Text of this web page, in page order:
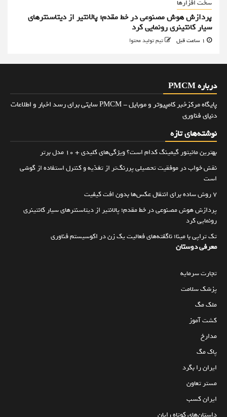
سخت افزارها
پردازش هوش مصنوعی در خط مقدم؛ پالانتیر از دیتاسنترهای
سیار کانتینری رونمایی کرد
تیم تولید محتوا
درباره PMCM
پایگاه مرکزخبر کامپیوتر و موبایل - PMCM سایتی برای رسد اخبار و اطلاعات
دنیای فناوری
نوشته‌های تازه
بهترین مانیتور گیمینگ کدام است؟ ویژگی‌های کلیدی + 10 مدل برتر
نقش خواب در موفقیت تحصیلی پررنگ‌تر از تغذیه و کنترل استفاده از گوشی
است
۷ روش ساده برای انتقال عکس‌ها بدون افت کیفیت
پردازش هوش مصنوعی در خط مقدم؛ پالانتیر از دیتاسنترهای سیار کانتینری
رونمایی کرد
تک تراپی با مینا؛ ناگفته‌های فعالیت یک زن در اکوسیستم فناوری
معرفی دوستان
تجارت سرمایه
پزشک سلامت
ملک مگ
کشت آموز
مدارخ
پاک مگ
ایران را بگرد
مستر تعاون
ایران کسب